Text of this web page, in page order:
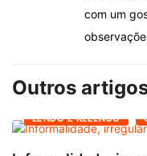
com um
Outros
LENDO E RELENDO